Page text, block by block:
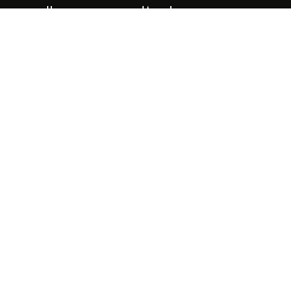
melhores resultados.